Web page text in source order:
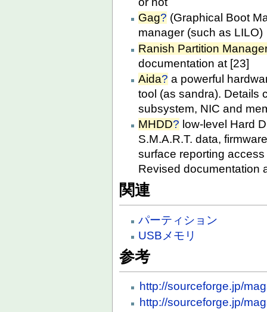
Gag? (Graphical Boot
manager (such as LILO)
Ranish Partition
documentation at [23]
Aida? a powerful
tool (as sandra). Details
subsystem, NIC and
MHDD? low-level Hard
S.M.A.R.T. data,
surface reporting
Revised documentation
関連
パーティション
USBメモリ
参考
http://sourceforge.jp/
http://sourceforge.jp/